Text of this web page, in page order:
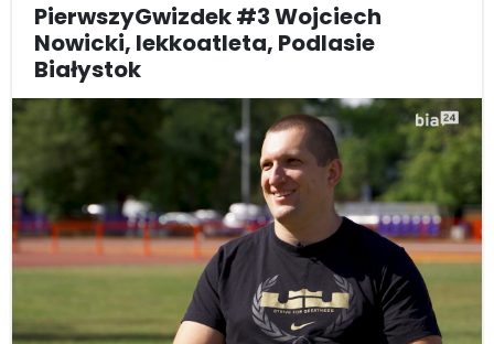
PierwszyGwizdek #3 Wojciech
Nowicki, lekkoatleta, Podlasie
Białystok